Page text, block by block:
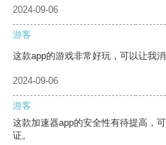
2024-09-06
游客
这款app的游戏非常好玩，可以让我消
2024-09-06
游客
这款加速器app的安全性有待提高，
证。